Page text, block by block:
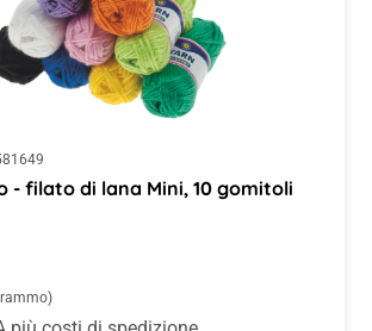
- filato di lana Mini, 10 gomitoli